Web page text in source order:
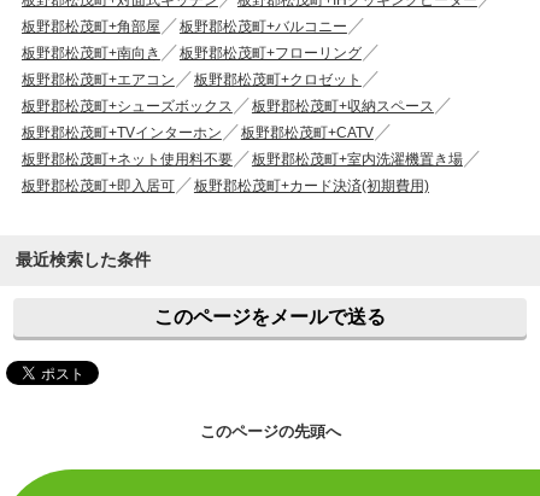
板野郡松茂町+角部屋
板野郡松茂町+バルコニー
板野郡松茂町+南向き
板野郡松茂町+フローリング
板野郡松茂町+エアコン
板野郡松茂町+クロゼット
板野郡松茂町+シューズボックス
板野郡松茂町+収納スペース
板野郡松茂町+TVインターホン
板野郡松茂町+CATV
板野郡松茂町+ネット使用料不要
板野郡松茂町+室内洗濯機置き場
板野郡松茂町+即入居可
板野郡松茂町+カード決済(初期費用)
最近検索した条件
このページをメールで送る
このページの先頭へ